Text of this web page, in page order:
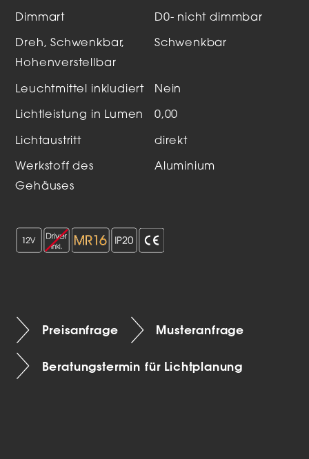
Dimmart D0- nicht dimmbar
Dreh, Schwenkbar,
Hohenverstellbar
Schwenkbar
Leuchtmittel inkludiert Nein
Lichtleistung in Lumen 0,00
Lichtaustritt direkt
Werkstoff des
Gehäuses
Aluminium
Preisanfrage Musteranfrage
Beratungstermin für Lichtplanung